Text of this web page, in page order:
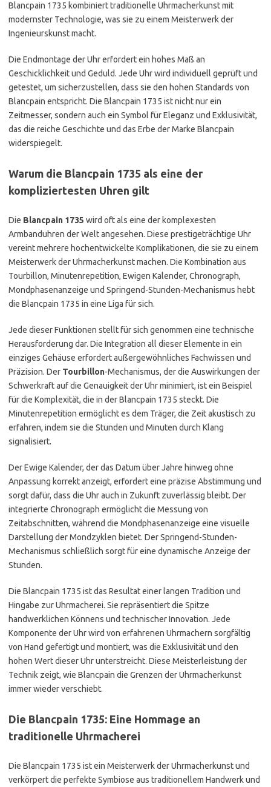
Blancpain 1735 kombiniert traditionelle Uhrmacherkunst mit
modernster Technologie, was sie zu einem Meisterwerk der
Ingenieurskunst macht.
Die Endmontage der Uhr erfordert ein hohes Maß an
Geschicklichkeit und Geduld. Jede Uhr wird individuell geprüft und
getestet, um sicherzustellen, dass sie den hohen Standards von
Blancpain entspricht. Die Blancpain 1735 ist nicht nur ein
Zeitmesser, sondern auch ein Symbol für Eleganz und Exklusivität,
das die reiche Geschichte und das Erbe der Marke Blancpain
widerspiegelt.
Warum die Blancpain 1735 als eine der
kompliziertesten Uhren gilt
Die Blancpain 1735 wird oft als eine der komplexesten
Armbanduhren der Welt angesehen. Diese prestigeträchtige Uhr
vereint mehrere hochentwickelte Komplikationen, die sie zu einem
Meisterwerk der Uhrmacherkunst machen. Die Kombination aus
Tourbillon, Minutenrepetition, Ewigen Kalender, Chronograph,
Mondphasenanzeige und Springend-Stunden-Mechanismus hebt
die Blancpain 1735 in eine Liga für sich.
Jede dieser Funktionen stellt für sich genommen eine technische
Herausforderung dar. Die Integration all dieser Elemente in ein
einziges Gehäuse erfordert außergewöhnliches Fachwissen und
Präzision. Der Tourbillon-Mechanismus, der die Auswirkungen der
Schwerkraft auf die Genauigkeit der Uhr minimiert, ist ein Beispiel
für die Komplexität, die in der Blancpain 1735 steckt. Die
Minutenrepetition ermöglicht es dem Träger, die Zeit akustisch zu
erfahren, indem sie die Stunden und Minuten durch Klang
signalisiert.
Der Ewige Kalender, der das Datum über Jahre hinweg ohne
Anpassung korrekt anzeigt, erfordert eine präzise Abstimmung und
sorgt dafür, dass die Uhr auch in Zukunft zuverlässig bleibt. Der
integrierte Chronograph ermöglicht die Messung von
Zeitabschnitten, während die Mondphasenanzeige eine visuelle
Darstellung der Mondzyklen bietet. Der Springend-Stunden-
Mechanismus schließlich sorgt für eine dynamische Anzeige der
Stunden.
Die Blancpain 1735 ist das Resultat einer langen Tradition und
Hingabe zur Uhrmacherei. Sie repräsentiert die Spitze
handwerklichen Könnens und technischer Innovation. Jede
Komponente der Uhr wird von erfahrenen Uhrmachern sorgfältig
von Hand gefertigt und montiert, was die Exklusivität und den
hohen Wert dieser Uhr unterstreicht. Diese Meisterleistung der
Technik zeigt, wie Blancpain die Grenzen der Uhrmacherkunst
immer wieder verschiebt.
Die Blancpain 1735: Eine Hommage an
traditionelle Uhrmacherei
Die Blancpain 1735 ist ein Meisterwerk der Uhrmacherkunst und
verkörpert die perfekte Symbiose aus traditionellem Handwerk und